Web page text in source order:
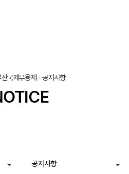
국제무용제 - 공지사항
공지사항